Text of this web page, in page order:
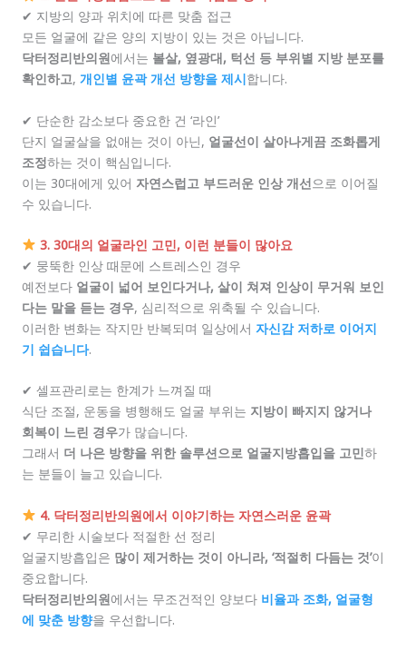
✔ 지방의 양과 위치에 따른 맞춤 접근
모든 얼굴에 같은 양의 지방이 있는 것은 아닙니다.
닥터정리반의원에서는 볼살, 옆광대, 턱선 등 부위별 지방 분포를
확인하고, 개인별 윤곽 개선 방향을 제시합니다.
✔ 단순한 감소보다 중요한 건 ‘라인’
단지 얼굴살을 없애는 것이 아닌, 얼굴선이 살아나게끔 조화롭게
조정하는 것이 핵심입니다.
이는 30대에게 있어 자연스럽고 부드러운 인상 개선으로 이어질
수 있습니다.
3. 30대의 얼굴라인 고민, 이런 분들이 많아요
✔ 뭉뚝한 인상 때문에 스트레스인 경우
예전보다 얼굴이 넓어 보인다거나, 살이 쳐져 인상이 무거워 보인
다는 말을 듣는 경우, 심리적으로 위축될 수 있습니다.
이러한 변화는 작지만 반복되며 일상에서 자신감 저하로 이어지
기 쉽습니다.
✔ 셀프관리로는 한계가 느껴질 때
식단 조절, 운동을 병행해도 얼굴 부위는 지방이 빠지지 않거나
회복이 느린 경우가 많습니다.
그래서 더 나은 방향을 위한 솔루션으로 얼굴지방흡입을 고민하
는 분들이 늘고 있습니다.
4. 닥터정리반의원에서 이야기하는 자연스러운 윤곽
✔ 무리한 시술보다 적절한 선 정리
얼굴지방흡입은 많이 제거하는 것이 아니라, ‘적절히 다듬는 것’이
중요합니다.
닥터정리반의원에서는 무조건적인 양보다 비율과 조화, 얼굴형
에 맞춘 방향을 우선합니다.